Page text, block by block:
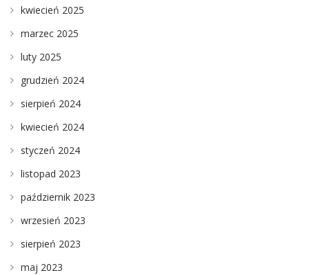
kwiecień 2025
marzec 2025
luty 2025
grudzień 2024
sierpień 2024
kwiecień 2024
styczeń 2024
listopad 2023
październik 2023
wrzesień 2023
sierpień 2023
maj 2023